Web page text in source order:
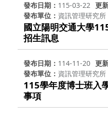
發布日期 115-03-22 更
發布單位
資訊管理研究所
國立陽明交通大學
招生訊息
發布日期 114-11-20 更
發布單位
資訊管理研究所
115學年度博士班入
事項